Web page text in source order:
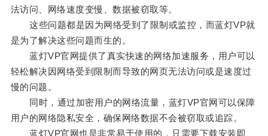
法访问、网络速度变慢、数据被窃取等。
这些问题都是因为网络受到了限制或监控，而蓝灯VP就
是为了解决这些问题而生的。
蓝灯VP官网提供了真实快速的网络加速服务，用户可以
轻松解决因网络受到限制而导致的网页无法访问或是速度过
慢的问题。
同时，通过加密用户的网络流量，蓝灯VP官网可以保障
用户的网络隐私安全，确保网络数据不会被窃取或追踪。
蓝灯VP官网也是非常易于使用的，只需要下载安装即